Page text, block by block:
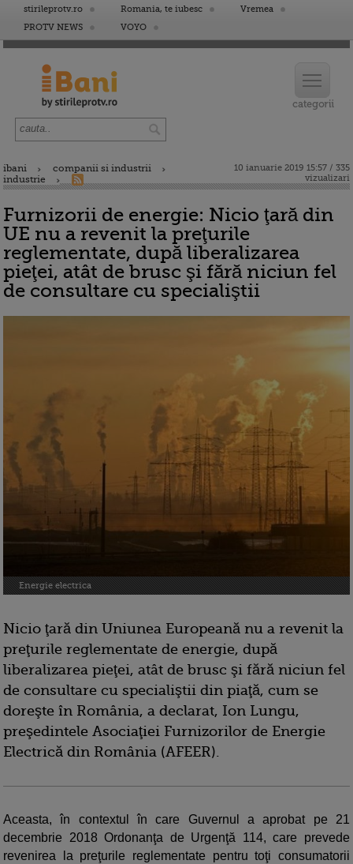
stirileprotv.ro Romania, te iubesc
Vremea
PROTV NEWS
VOYO
ibani
companii si industrii
industrie
10 ianuarie 2019 15:57 / 335
vizualizari
Furnizorii de energie: Nicio ţară din
UE nu a revenit la preţurile
reglementate, după liberalizarea
pieţei, atât de brusc şi fără niciun fel
de consultare cu specialiştii
Energie electrica
Nicio ţară din Uniunea Europeană nu a revenit la
preţurile reglementate de energie, după
liberalizarea pieţei, atât de brusc şi fără niciun fel
de consultare cu specialiştii din piaţă, cum se
doreşte în România, a declarat, Ion Lungu,
preşedintele Asociaţiei Furnizorilor de Energie
Electrică din România (AFEER).
Aceasta, în contextul în care Guvernul a aprobat pe 21
decembrie 2018 Ordonanţa de Urgenţă 114, care prevede
revenirea la preţurile reglementate pentru toţi consumatorii